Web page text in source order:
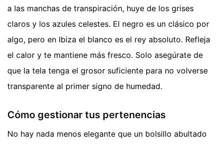
a las manchas de transpiración, huye de los grises
claros y los azules celestes. El negro es un clásico por
algo, pero en Ibiza el blanco es el rey absoluto. Refleja
el calor y te mantiene más fresco. Solo asegúrate de
que la tela tenga el grosor suficiente para no volverse
transparente al primer signo de humedad.
Cómo gestionar tus pertenencias
No hay nada menos elegante que un bolsillo abultado